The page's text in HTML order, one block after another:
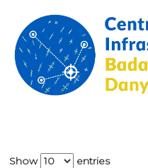
Show entries